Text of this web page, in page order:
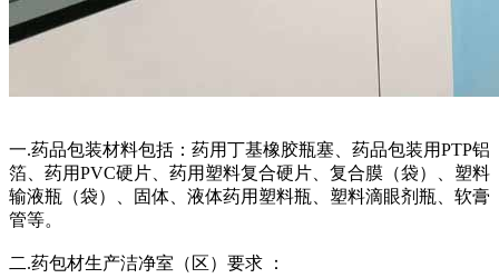
一.药品包装材料包括：药用丁基橡胶瓶塞、药品包装用PTP铝
箔、药用PVC硬片、药用塑料复合硬片、复合膜（袋）、塑料
输液瓶（袋）、固体、液体药用塑料瓶、塑料滴眼剂瓶、软膏
管等。
二.药包材生产洁净室（区）要求 ：